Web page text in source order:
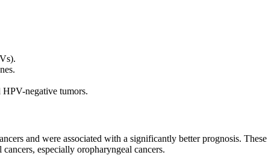
negative tumors.
and were associated with a significantly better prognosis. These
especially oropharyngeal cancers.